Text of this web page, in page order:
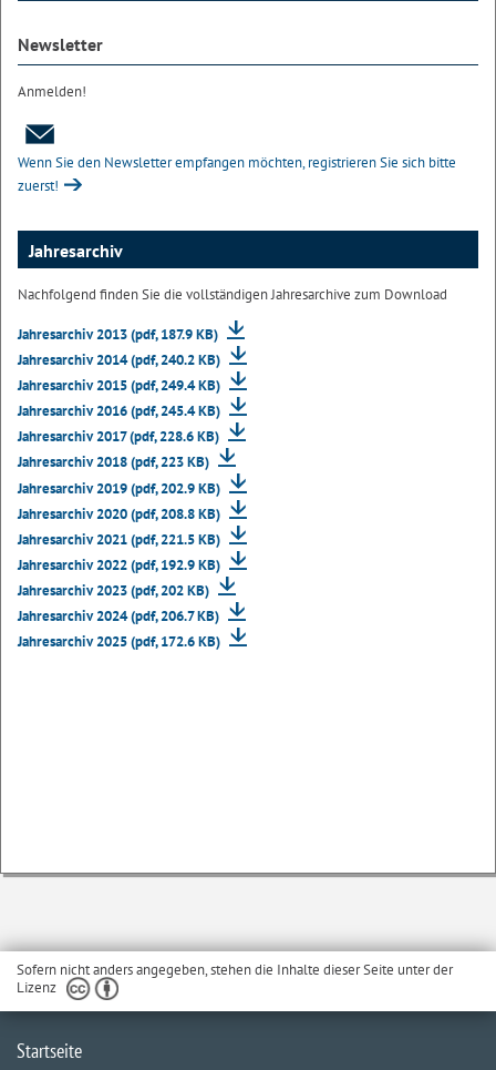
Newsletter
Anmelden!
Wenn Sie den Newsletter empfangen möchten, registrieren Sie sich bitte
zuerst!
Jahresarchiv
Nachfolgend finden Sie die vollständigen Jahresarchive zum Download
Jahresarchiv 2013 (pdf, 187.9 KB)
Jahresarchiv 2014 (pdf, 240.2 KB)
Jahresarchiv 2015 (pdf, 249.4 KB)
Jahresarchiv 2016 (pdf, 245.4 KB)
Jahresarchiv 2017 (pdf, 228.6 KB)
Jahresarchiv 2018 (pdf, 223 KB)
Jahresarchiv 2019 (pdf, 202.9 KB)
Jahresarchiv 2020 (pdf, 208.8 KB)
Jahresarchiv 2021 (pdf, 221.5 KB)
Jahresarchiv 2022 (pdf, 192.9 KB)
Jahresarchiv 2023 (pdf, 202 KB)
Jahresarchiv 2024 (pdf, 206.7 KB)
Jahresarchiv 2025 (pdf, 172.6 KB)
Sofern nicht anders angegeben, stehen die Inhalte dieser Seite unter der
Lizenz
Startseite